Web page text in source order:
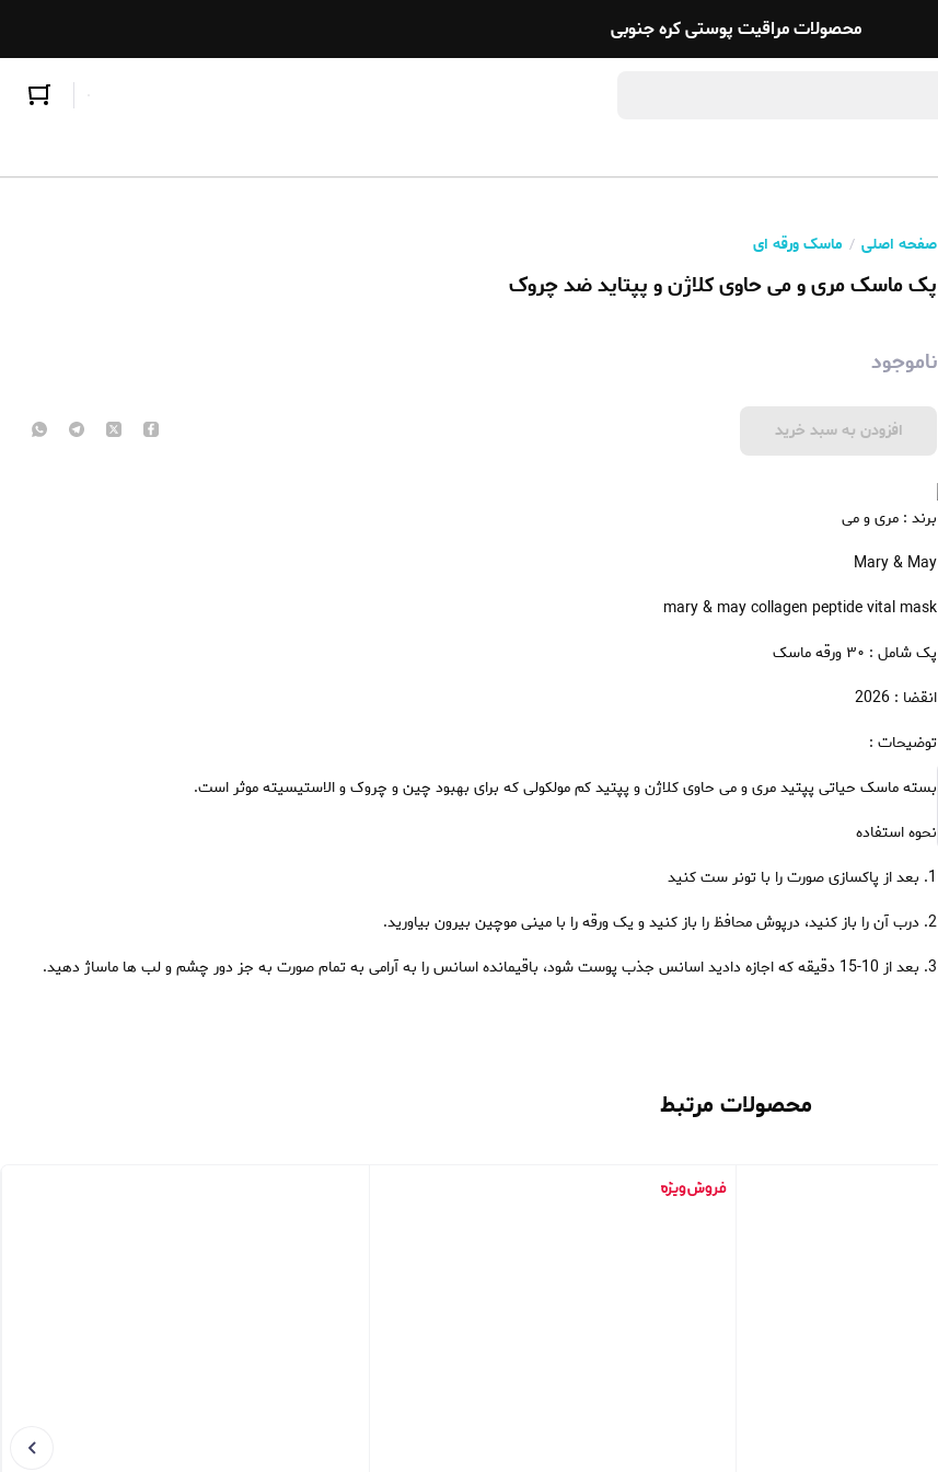
محصولات مراقیت پوستی کره جنوبی
صفحه اصلی ماسک ورقه ای
پک ماسک مری و می حاوی کلاژن و پپتاید ضد چروک
ناموجود
افزودن به سبد خرید
برند : مری و می
Mary & May
mary & may collagen peptide vital mask
پک شامل : ۳۰ ورقه ماسک
انقضا : 2026
توضیحات :
بسته ماسک حیاتی پپتید مری و می حاوی کلاژن و پپتید کم مولکولی که برای بهبود چین و چروک و الاستیسیته موثر است.
نحوه استفاده
1. بعد از پاکسازی صورت را با تونر ست کنید
2. درب آن را باز کنید، درپوش محافظ را باز کنید و یک ورقه را با مینی موچین بیرون بیاورید.
3. بعد از 10-15 دقیقه که اجازه دادید اسانس جذب پوست شود، باقیمانده اسانس را به آرامی به تمام صورت به جز دور چشم و لب ها ماساژ دهید.
محصولات مرتبط